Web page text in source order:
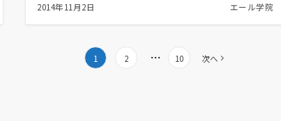
2014年11月2日 エール学院
1 2 … 10 次へ